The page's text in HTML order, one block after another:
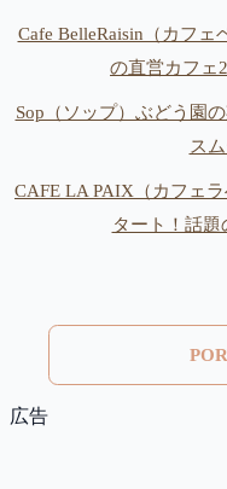
Cafe BelleRaisin（カフ
の直営カフェ
Sop（ソップ）ぶどう園
ス
CAFE LA PAIX（カフェ
タート！話題
広告